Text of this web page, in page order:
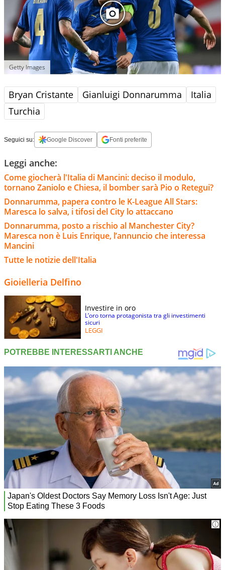
Getty Images
Bryan Cristante Gianluigi Donnarumma
Italia
Turchia
Seguici su: Google Discover Fonti preferite
Leggi anche:
Come giocherà l'Italia di Mancini: deciso il modulo,
tornano Zaniolo e Chiesa, il bomber sarà Pio o Retegui?
Donnarumma, papera contro le K-League All Stars:
Maresca lo salva, i tifosi del City lo attaccano
Donnarumma, posto a rischio al Manchester City?
Maresca non è Luis Enrique, l’annuncio che interessa
Mancini
Tutte le notizie dell'Italia
Gioielleria Delfino
Investire in oro
L’oro torna protagonista tra gli investimenti
sicuri
LEGGI